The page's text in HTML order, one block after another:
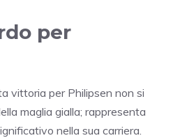
per
vittoria per Philipsen non si
maglia gialla; rappresenta
nella sua carriera.